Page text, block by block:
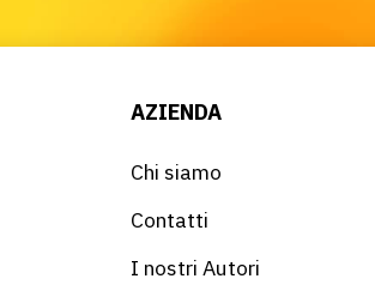
AZIENDA
Chi siamo
Contatti
I nostri Autori